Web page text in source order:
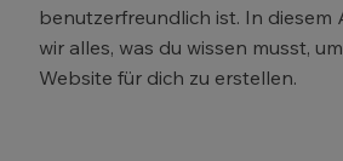
benutzerfreundlich ist. In diesem
wir alles, was du wissen musst,
Website für dich zu erstellen.